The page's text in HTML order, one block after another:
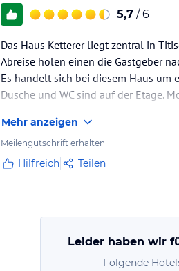
5,7 / 6
Das Haus Ketterer liegt zentral in
Abreise holen einen die Gastgeber
Es handelt sich bei diesem Haus um
Dusche und WC sind auf der Etage.
viele Attraktionen sind…
Mehr anzeigen
Meilengutschrift erhalten
Hilfreich Teilen
Leider haben wir
Folgende